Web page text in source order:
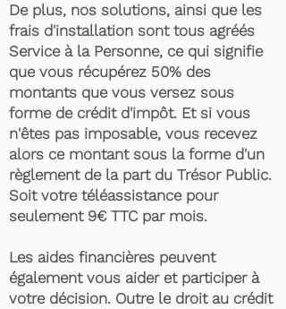
De plus, nos solutions, ainsi que les
frais d'installation sont tous agréés
Service à la Personne, ce qui signifie
que vous récupérez 50% des
montants que vous versez sous
forme de crédit d'impôt. Et si vous
n'êtes pas imposable, vous recevez
alors ce montant sous la forme d'un
règlement de la part du Trésor Public.
Soit votre téléassistance pour
seulement 9€ TTC par mois.
Les aides financières peuvent
également vous aider et participer à
votre décision. Outre le droit au crédit